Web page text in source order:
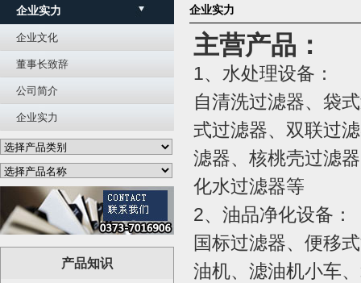
企业实力
企业文化
董事长致辞
公司简介
企业实力
产品知识
企业实力
主营产品：
1、水处理设备：
自清洗过滤器、袋
式过滤器、双联过
滤器、核桃壳过滤
化水过滤器等
2、油品净化设备：
国标过滤器、便移
油机、滤油机小车